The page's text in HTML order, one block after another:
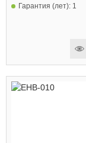
Гарантия (лет): 1